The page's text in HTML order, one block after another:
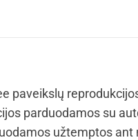
paveikslų
parduodamos su
užtemptos